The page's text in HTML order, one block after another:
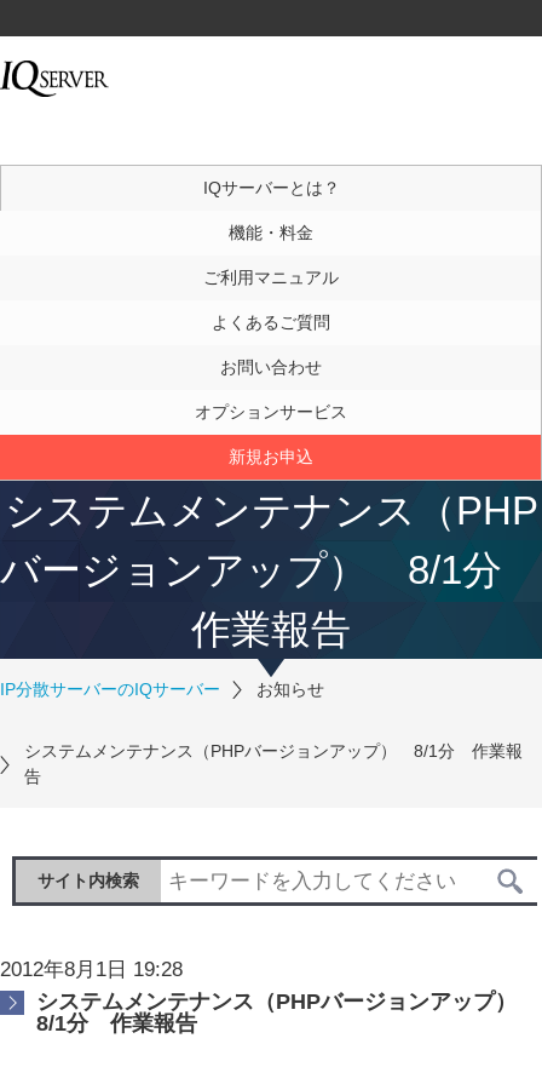
IQサーバーとは？
機能・料金
ご利用マニュアル
よくあるご質問
お問い合わせ
オプションサービス
新規お申込
システムメンテナンス（PHP
バージョンアップ） 8/1分
作業報告
IP分散サーバーのIQサーバー お知らせ
システムメンテナンス（PHPバージョンアップ） 8/1分 作業報
告
サイト内検索
2012年8月1日 19:28
システムメンテナンス（PHPバージョンアップ）
8/1分 作業報告